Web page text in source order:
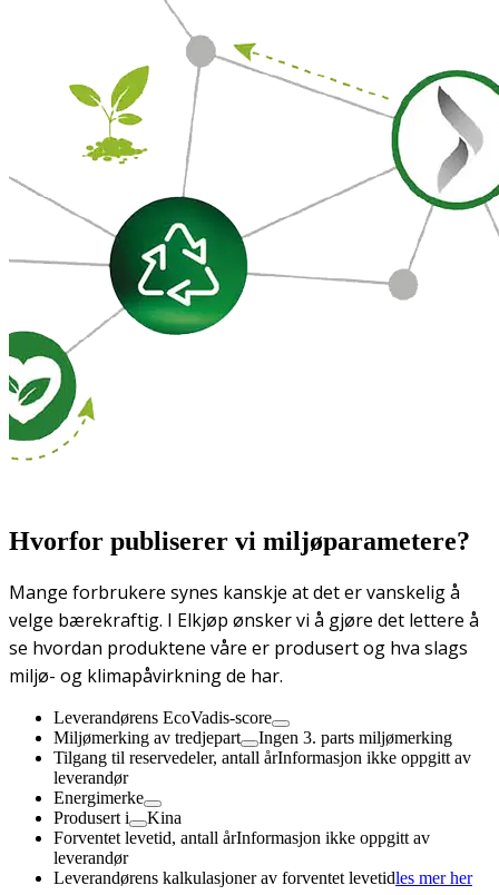
Hvorfor publiserer vi miljøparametere?
Mange forbrukere synes kanskje at det er vanskelig å
velge bærekraftig. I Elkjøp ønsker vi å gjøre det lettere å
se hvordan produktene våre er produsert og hva slags
miljø- og klimapåvirkning de har.
Leverandørens EcoVadis-score
Miljømerking av tredjepart
Ingen 3. parts miljømerking
Tilgang til reservedeler, antall årInformasjon ikke oppgitt av
leverandør
Energimerke
Produsert i
Kina
Forventet levetid, antall årInformasjon ikke oppgitt av
leverandør
Leverandørens kalkulasjoner av forventet levetidles mer her